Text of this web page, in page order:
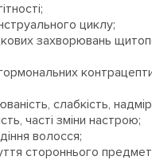
циклу;
захворювань
слабкість,
часті зміни настрою;
волосся;
стороннього